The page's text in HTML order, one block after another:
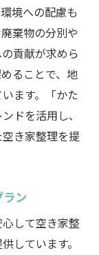
法
イフスタイ
いかたづけ
理の基本
内容とその
ント
すかるの
境への配慮も
棄物の分別や
貢献が求めら
ることで、地
ます。「かた
ドを活用し、
き家整理を提
ラン
心して空き家整
しています。